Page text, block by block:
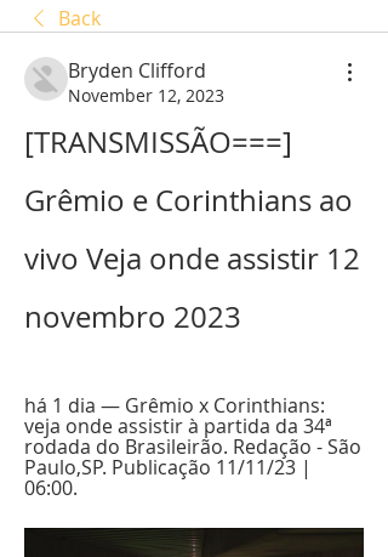
Back
Bryden Clifford
November 12, 2023
[TRANSMISSÃO===]
Grêmio e Corinthians ao
vivo Veja onde assistir 12
novembro 2023
há 1 dia — Grêmio x Corinthians:
veja onde assistir à partida da 34ª
rodada do Brasileirão. Redação - São
Paulo,SP. Publicação 11/11/23 |
06:00.